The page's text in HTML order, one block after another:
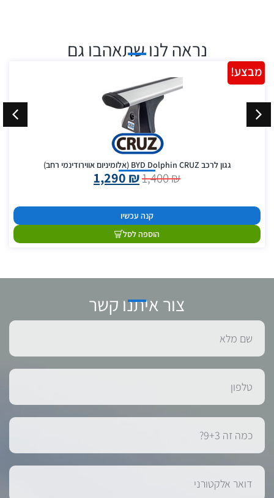
נראה לנו שתאהבו גם
גגון לרכב BYD Dolphin CRUZ (אלומיניום אווירודינמי רחב)
1,400₪
1,290 ₪
קנה עכשיו
הוספה לסל
מבצע!
צור איתנו קשר